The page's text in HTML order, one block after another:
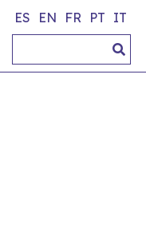
ES EN FR PT IT